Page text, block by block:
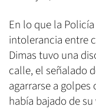
En lo que la
intolerancia entre
Dimas tuvo una
calle, el señalado
agarrarse a
había bajado de